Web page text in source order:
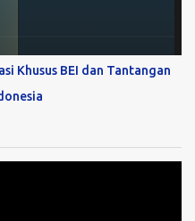
Khusus BEI dan Tantangan